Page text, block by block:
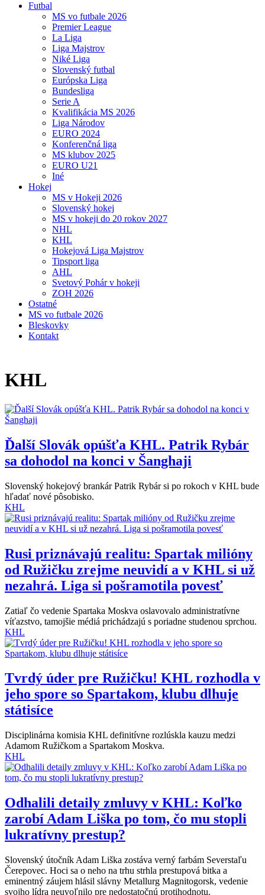
Futbal
MS vo futbale 2026
Premier League
La Liga
Liga Majstrov
Niké Liga
Slovenský futbal
Európska Liga
Bundesliga
Serie A
Kvalifikácia MS 2026
Liga Národov
EURO 2024
Konferenčná liga
MS klubov 2025
EURO U21
Iné
Hokej
MS v Hokeji 2026
Slovenský hokej
MS v hokeji do 20 rokov 2027
NHL
KHL
Hokejová Liga Majstrov
Tipsport liga
AHL
Svetový Pohár v hokeji
ZOH 2026
Ostatné
MS vo futbale 2026
Bleskovky
Kontakt
KHL
Ďalší Slovák opúšťa KHL. Patrik Rybár
sa dohodol na konci v Šanghaji
Slovenský hokejový brankár Patrik Rybár si po rokoch v KHL bude
hľadať nové pôsobisko.
KHL
Rusi priznávajú realitu: Spartak milióny
od Ružičku zrejme neuvidí a v KHL si už
nezahrá. Liga si pošramotila povesť
Zatiaľ čo vedenie Spartaka Moskva oslavovalo administratívne
víťazstvo, tamojšie médiá prichádzajú s poriadne studenou sprchou.
KHL
Tvrdý úder pre Ružičku! KHL rozhodla v
jeho spore so Spartakom, klubu dlhuje
státisíce
Disciplinárna komisia KHL definitívne rozlúskla kauzu medzi
Adamom Ružičkom a Spartakom Moskva.
KHL
Odhalili detaily zmluvy v KHL: Koľko
zarobí Adam Liška po tom, čo mu stopli
lukratívny prestup?
Slovenský útočník Adam Liška zostáva verný farbám Severstaľu
Čerepovec. Hoci sa o neho na trhu strhla prestupová bitka a
eminentný záujem hlásil slávny Metallurg Magnitogorsk, vedenie
svojho lídra neuvoľnilo pre nedostatočnú protihodnotu.